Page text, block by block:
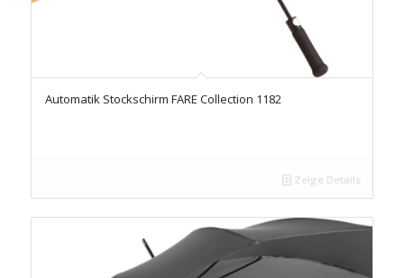
Automatik Stockschirm FARE Collection 1182
Zeige Details